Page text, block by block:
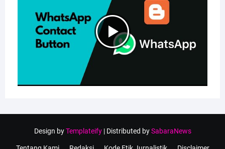
Design byTemplateify| Distributed bySabaraNews